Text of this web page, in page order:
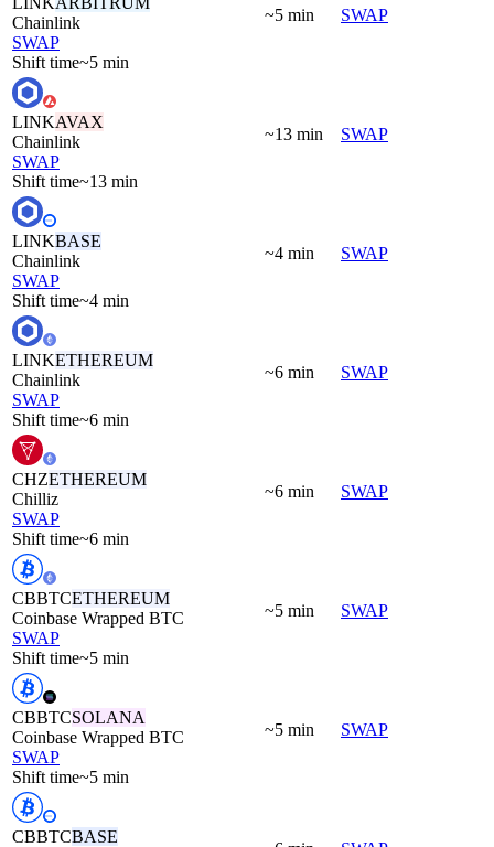
Chainlink
SWAP
Shift time~5 min
~5 min SWAP
LINKAVAX
Chainlink
SWAP
Shift time~13 min
~13 min SWAP
LINKBASE
Chainlink
SWAP
Shift time~4 min
~4 min SWAP
LINKETHEREUM
Chainlink
SWAP
Shift time~6 min
~6 min SWAP
CHZETHEREUM
Chilliz
SWAP
Shift time~6 min
~6 min SWAP
CBBTCETHEREUM
Coinbase Wrapped BTC
SWAP
Shift time~5 min
~5 min SWAP
CBBTCSOLANA
Coinbase Wrapped BTC
SWAP
Shift time~5 min
~5 min SWAP
CBBTCBASE